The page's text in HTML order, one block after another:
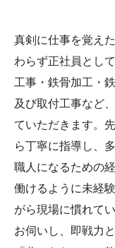
真剣に仕事を覚え
わらず正社員とし
工事・鉄骨加工・
及び取付工事など
ていただきます。
ら丁寧に指導し、
職人になるための
働けるように未経
がら現場に慣れて
お伺いし、即戦力